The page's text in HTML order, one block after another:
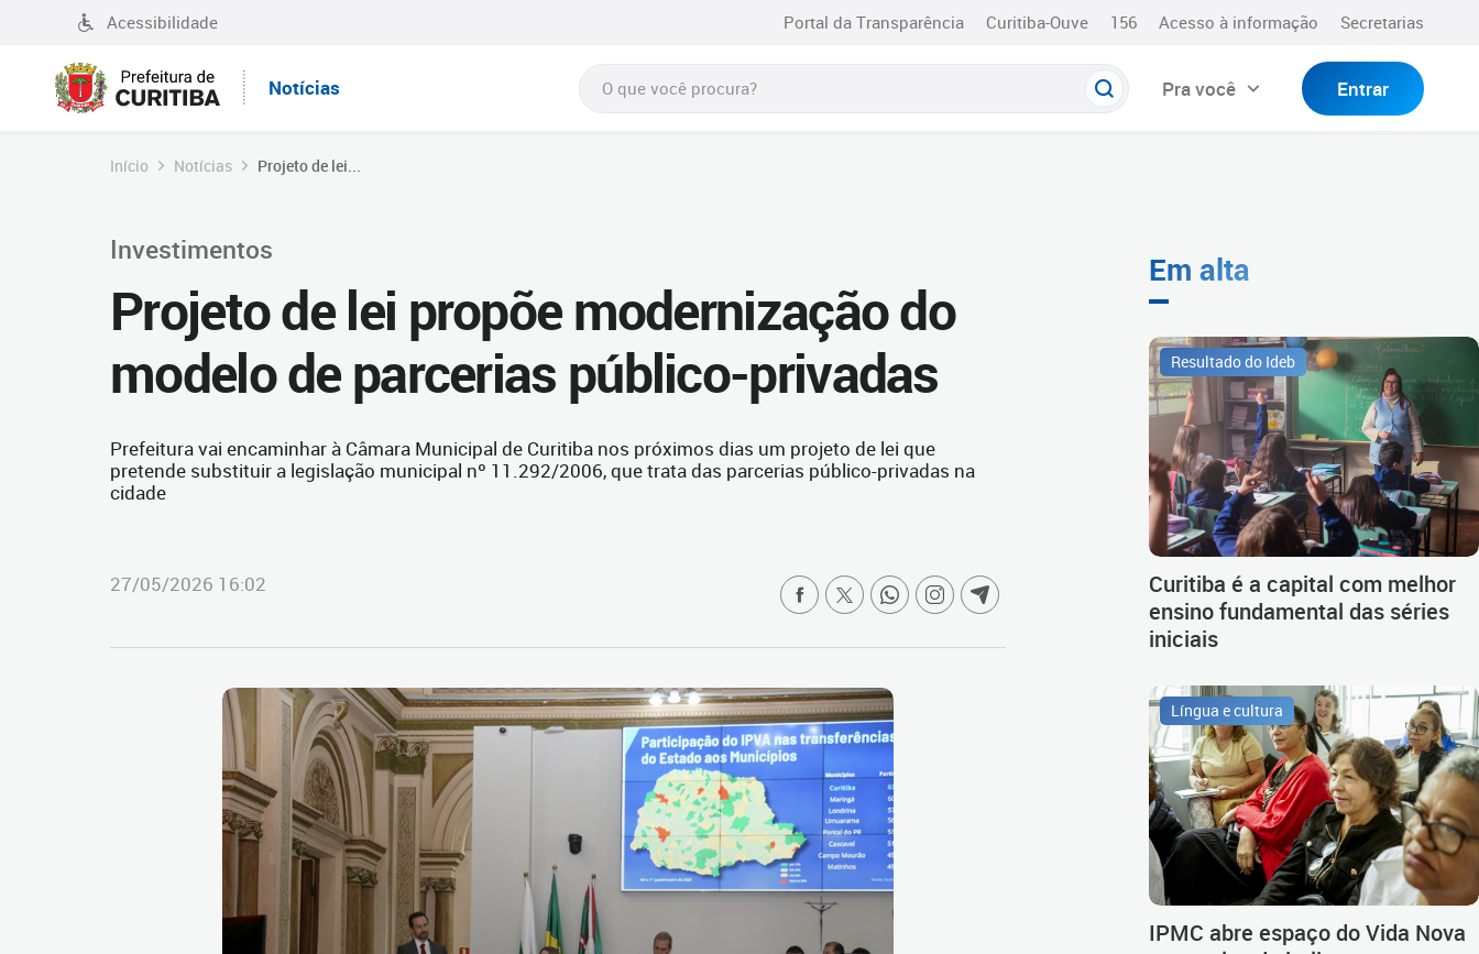
Acessibilidade Portal da Transparência Curitiba-Ouve 156 Acesso à informação Secretarias
Notícias Pra você Entrar
Início Notícias Projeto de lei...
Investimentos
Projeto de lei propõe modernização do
modelo de parcerias público-privadas
Prefeitura vai encaminhar à Câmara Municipal de Curitiba nos próximos dias um projeto de lei que
pretende substituir a legislação municipal nº 11.292/2006, que trata das parcerias público-privadas na
cidade
27/05/2026 16:02
Em alta
Resultado do Ideb
Curitiba é a capital com melhor
ensino fundamental das séries
iniciais
Língua e cultura
IPMC abre espaço do Vida Nova